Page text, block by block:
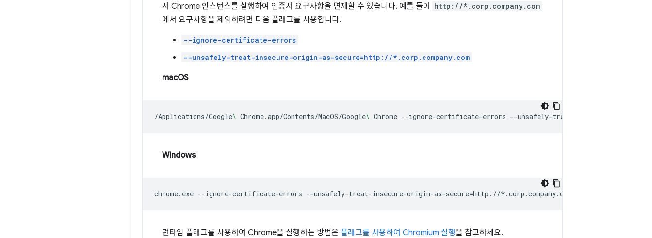
서 Chrome 인스턴스를 실행하여 인증서 요구사항을 면제할 수 있습니다. 예를 들어
http://*.corp.company.com
에서 요구사항을 제외하려면 다음 플래그를 사용합니다.
--ignore-certificate-errors
--unsafely-treat-insecure-origin-as-secure=http://*.corp.company.com
macOS
/Applications/Google\ Chrome.app/Contents/MacOS/Google\ Chrome --ignore-certificate-errors --unsafely-treat-insecure-origin-as-
Windows
chrome.exe --ignore-certificate-errors --unsafely-treat-insecure-origin-as-secure=
런타임 플래그를 사용하여 Chrome을 실행하는 방법은 플래그를 사용하여 Chromium 실행을 참고하세요.